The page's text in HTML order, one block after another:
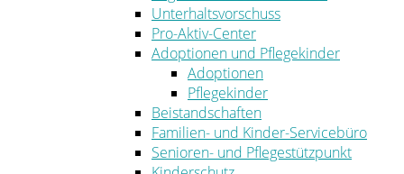
Unterhaltsvorschuss
Pro-Aktiv-Center
Adoptionen und Pflegekinder
Adoptionen
Pflegekinder
Beistandschaften
Familien- und Kinder-Servicebüro
Senioren- und Pflegestützpunkt